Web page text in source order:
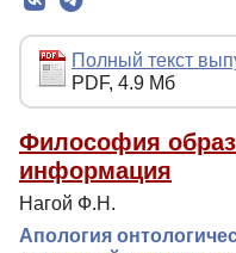
Редколлегия
Индексирование
Рубрики
Контакты
Полный текст
PDF, 4.9 Мб
Философия
информация
Нагой Ф.Н.
Апология